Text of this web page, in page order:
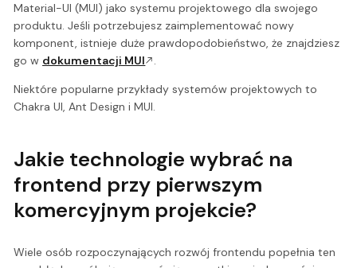
Material-UI (MUI) jako systemu projektowego dla swojego
produktu. Jeśli potrzebujesz zaimplementować nowy
komponent, istnieje duże prawdopodobieństwo, że znajdziesz
go w dokumentacji MUI
.
Niektóre popularne przykłady systemów projektowych to
Chakra UI, Ant Design i MUI.
Jakie technologie wybrać na
frontend przy pierwszym
komercyjnym projekcie?
Wiele osób rozpoczynających rozwój frontendu popełnia ten